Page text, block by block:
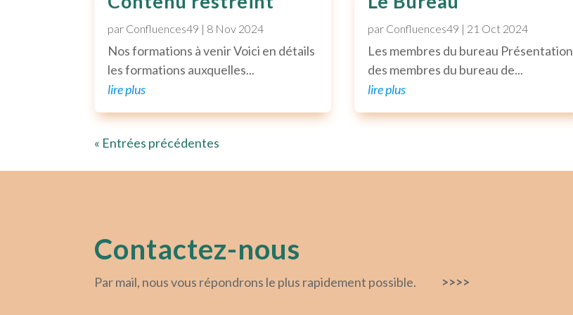
par Confluences49 | 8 Nov 2024
Nos formations à venir Voici en détails
les formations auxquelles...
lire plus
par Confluences49 | 21 Oct 2024
Les membres du bureau Présentation
des membres du bureau de...
lire plus
« Entrées précédentes
Contactez-nous
Par mail, nous vous répondrons le plus rapidement possible. >>>>